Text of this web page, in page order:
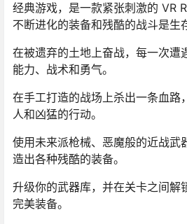
经典游戏，是一款紧张刺激的 VR
不断进化的装备和残酷的战斗是生
在被遗弃的土地上奋战，每一次遭
能力、战术和勇气。
在手工打造的战场上杀出一条血路
人和凶猛的行动。
使用未来派枪械、恶魔般的近战武
造出各种残酷的装备。
升级你的武器库，并在关卡之间解
完美装备。